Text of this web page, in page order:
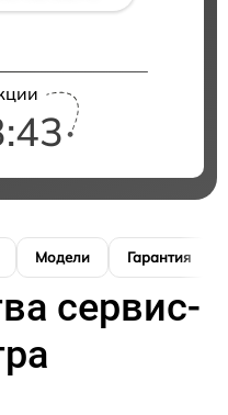
Модели Гарантия
сервис-